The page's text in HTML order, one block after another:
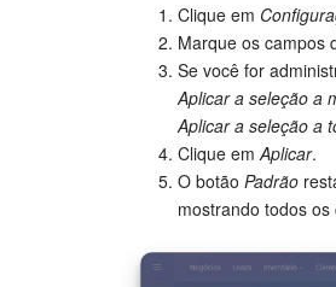
Clique em
Marque os campos
Se você for
Aplicar a seleção a
Aplicar a seleção a
Clique em Aplicar.
O botão Padrão
mostrando todos